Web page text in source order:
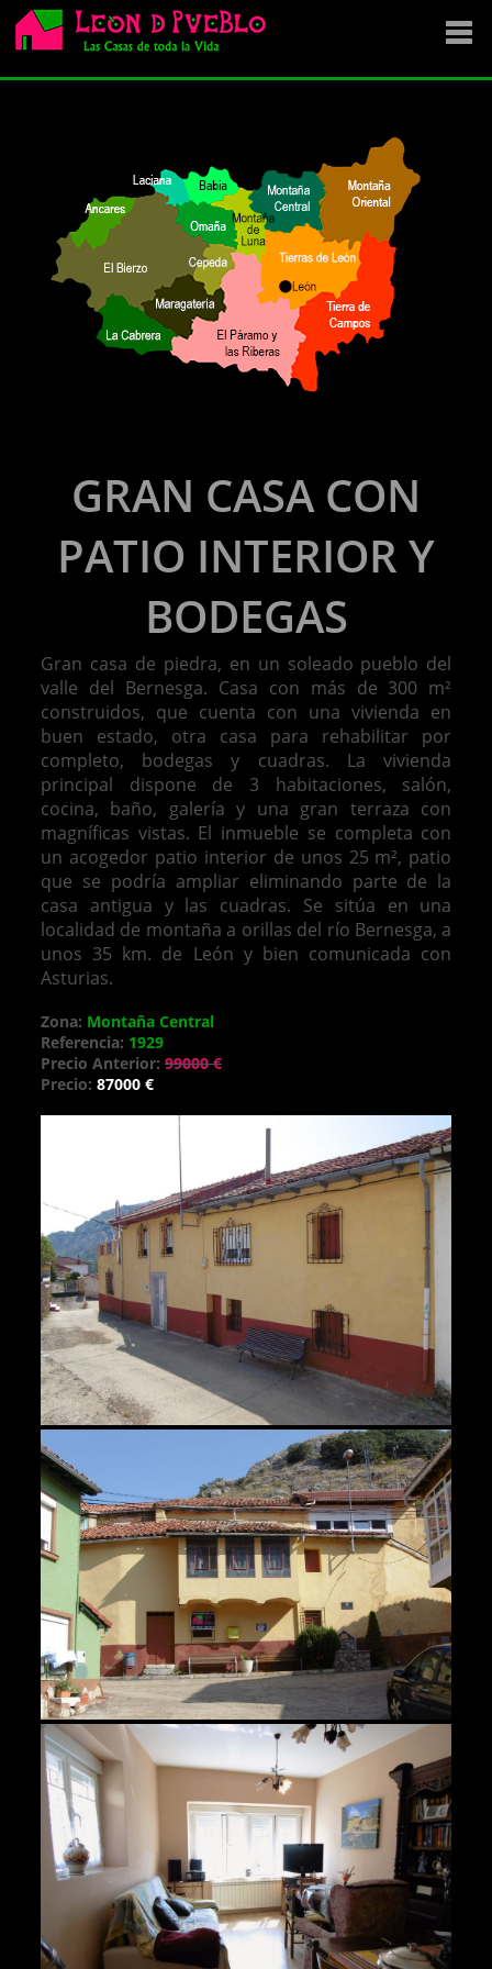
SE VENDE
OFERTAS
NOVEDADES
VENDEMOS TU CASA
DÓNDE COMPRAR ?
GRAN CASA CON
PATIO INTERIOR Y
BODEGAS
Gran casa de piedra, en un soleado pueblo del
valle del Bernesga. Casa con más de 300 m²
construidos, que cuenta con una vivienda en
buen estado, otra casa para rehabilitar por
completo, bodegas y cuadras. La vivienda
principal dispone de 3 habitaciones, salón,
cocina, baño, galería y una gran terraza con
magníficas vistas. El inmueble se completa con
un acogedor patio interior de unos 25 m², patio
que se podría ampliar eliminando parte de la
casa antigua y las cuadras. Se sitúa en una
localidad de montaña a orillas del río Bernesga, a
unos 35 km. de León y bien comunicada con
Asturias.
Zona: Montaña Central
Referencia: 1929
Precio Anterior: 99000 €
Precio: 87000 €